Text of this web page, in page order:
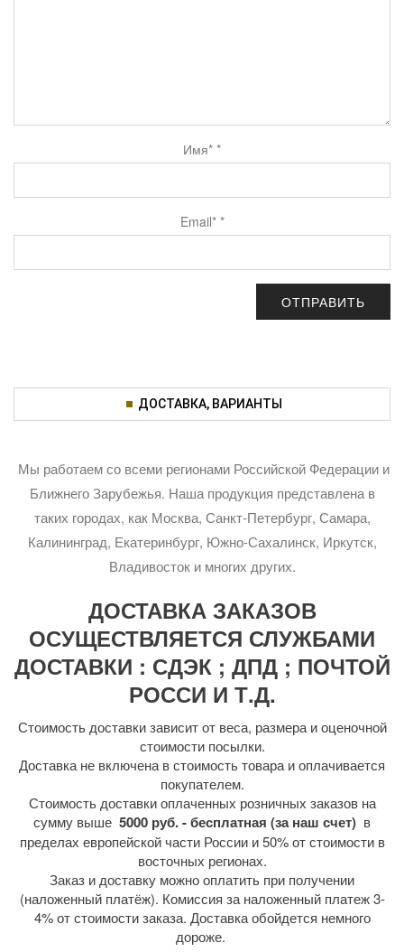
Имя* *
Email* *
ДОСТАВКА, ВАРИАНТЫ
Мы работаем со всеми регионами Российской Федерации и
Ближнего Зарубежья. Наша продукция представлена в
таких городах, как Москва, Санкт-Петербург, Самара,
Калининград, Екатеринбург, Южно-Сахалинск, Иркутск,
Владивосток и многих других.
ДОСТАВКА ЗАКАЗОВ
ОСУЩЕСТВЛЯЕТСЯ СЛУЖБАМИ
ДОСТАВКИ : СДЭК ; ДПД ; ПОЧТОЙ
РОССИ И Т.Д.
Стоимость доставки зависит от веса, размера и оценочной
стоимости посылки.
Доставка не включена в стоимость товара и оплачивается
покупателем.
Стоимость доставки оплаченных розничных заказов на
сумму выше 5000 руб. - бесплатная (за наш счет) в
пределах европейской части России и 50% от стоимости в
восточных регионах.
Заказ и доставку можно оплатить при получении
(наложенный платёж). Комиссия за наложенный платеж 3-
4% от стоимости заказа. Доставка обойдется немного
дороже.